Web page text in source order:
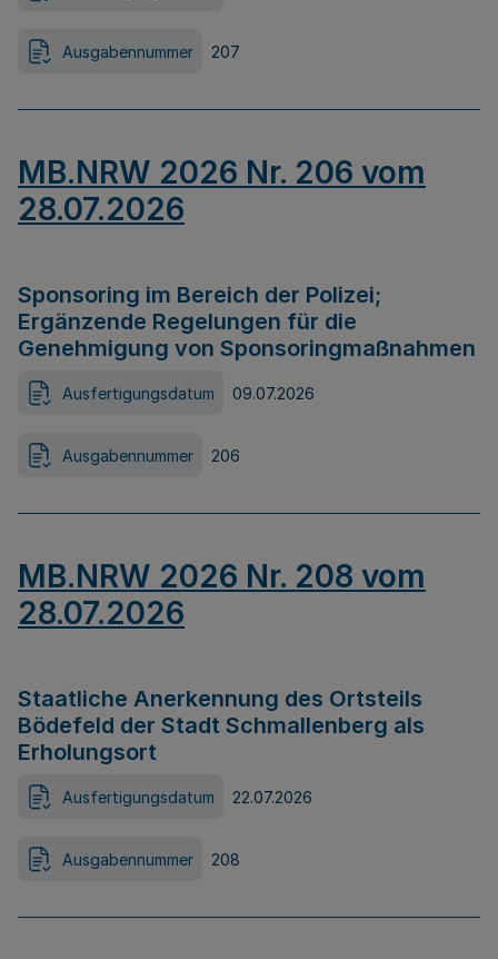
Ausgabennummer 207
MB.NRW 2026 Nr. 206 vom
28.07.2026
Sponsoring im Bereich der Polizei;
Ergänzende Regelungen für die
Genehmigung von Sponsoringmaßnahmen
Ausfertigungsdatum 09.07.2026
Ausgabennummer 206
MB.NRW 2026 Nr. 208 vom
28.07.2026
Staatliche Anerkennung des Ortsteils
Bödefeld der Stadt Schmallenberg als
Erholungsort
Ausfertigungsdatum 22.07.2026
Ausgabennummer 208